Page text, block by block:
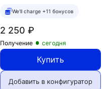
We'll charge +11 бонусов
2 250 ₽
Получение сегодня
Купить
Добавить в конфигуратор